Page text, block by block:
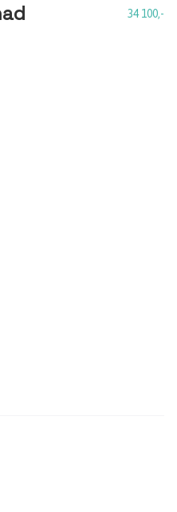
34 100,-